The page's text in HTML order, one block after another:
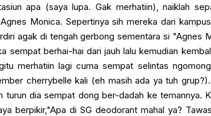
apa (saya lupa. Gak merhatiin), naiklah
Monica. Sepertinya sih mereka dari
agak di tengah gerbong sementara si "Agnes
sempat berhai-hai dari jauh lalu kemudian
merhatiin lagi cuma sempat selintas
cherrybelle kali (eh masih ada ya tuh
turun dia sempat dong ber-dadah ke temannya.
berpikir,"Apa di SG deodorant mahal ya?